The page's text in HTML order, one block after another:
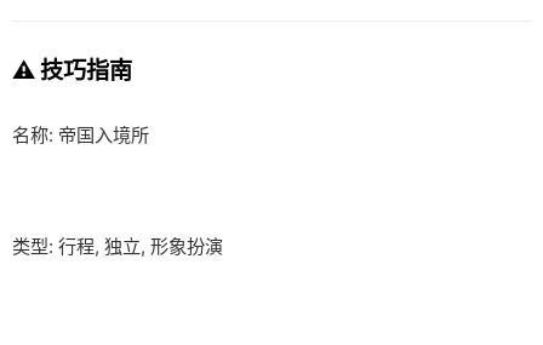
⚠️ 技巧指南
名称: 帝国入境所
类型: 行程, 独立, 形象扮演